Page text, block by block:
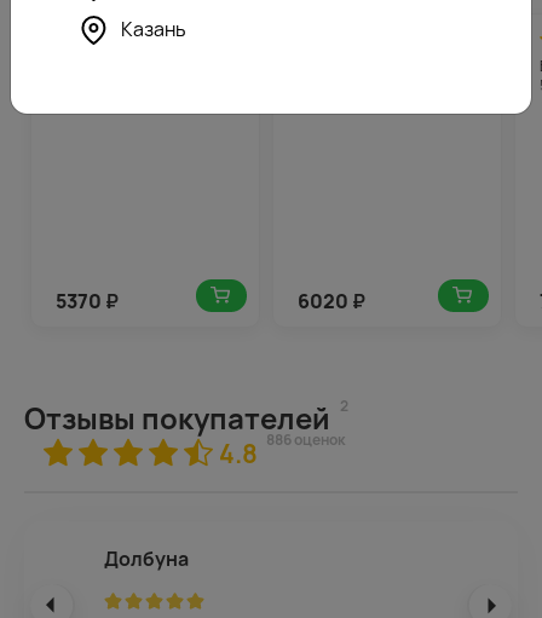
4.8(185)
5370 ₽ 6020 ₽
Отзывы покупателей 2
4.8 886 оценок
Долбуна
Казань